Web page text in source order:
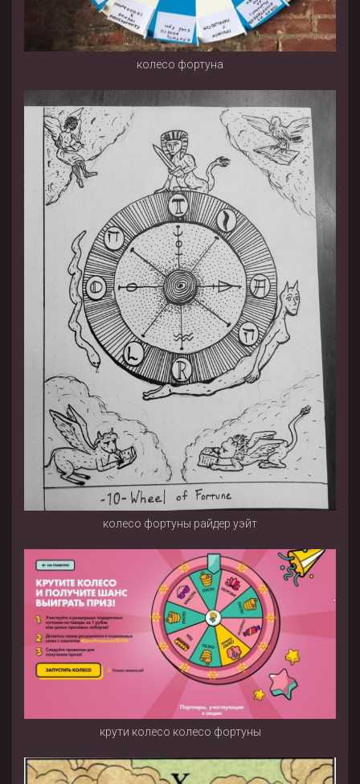
колесо фортуна
колесо фортуны райдер уэйт
крути колесо колесо фортуны